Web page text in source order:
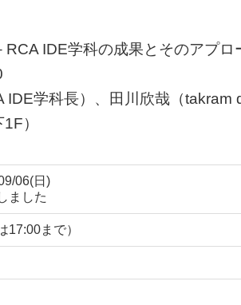
IDE学科の成果とそのアプロ
学科長）、田川欣哉（takram
）
06(日)
ました
17:00まで）